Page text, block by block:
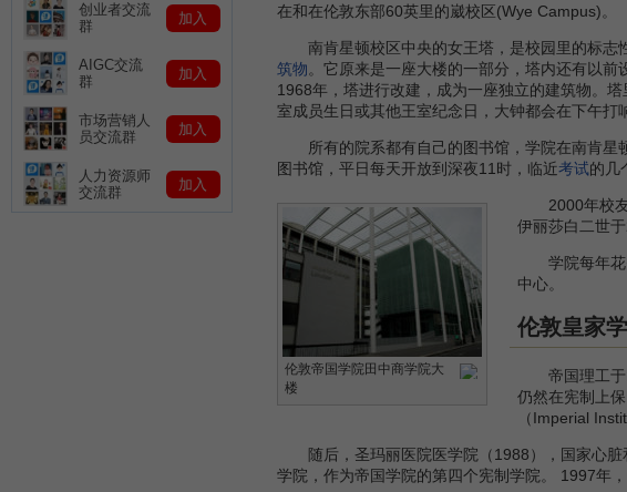
在和在伦敦东部60英里的崴校区(Wye Campus)。
南肯星顿校区中央的女王塔，是校园里的标志
筑物。它原来是一座大楼的一部分，塔内还有以
1968年，塔进行改建，成为一座独立的建筑物。
室成员生日或其他王室纪念日，大钟都会在下午打
所有的院系都有自己的图书馆，学院在南肯星
图书馆，平日每天开放到深夜11时，临近考试的几
伦敦帝国学院田中商学院大
楼
2000年校友
伊丽莎白二世
学院每年花费
中心。
伦敦皇家
帝国理工于
仍然在宪制上
（Imperial
随后，圣玛丽医院医学院（1988），国家心脏
学院，作为帝国学院的第四个宪制学院。 1997年
创业者交流
群
加入
AIGC交流
群
加入
市场营销人
员交流群
加入
人力资源师
交流群
加入